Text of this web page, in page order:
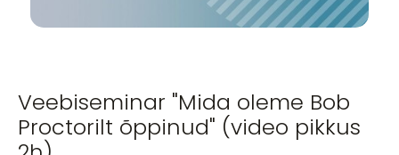
Veebiseminar "Mida oleme Bob
Proctorilt õppinud" (video pikkus